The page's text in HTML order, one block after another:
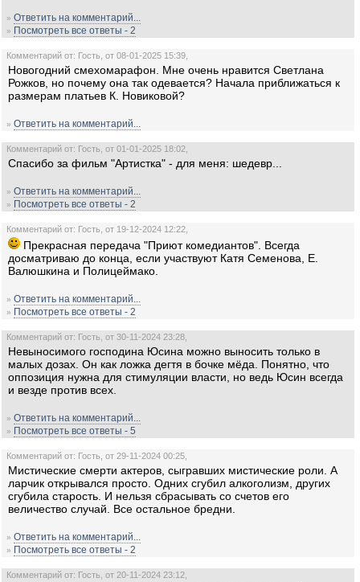
» Ответить на комментарий...
» Посмотреть все ответы - 2
Комментарий от: Гость, от 08-01-2025 15:39,
Новогодний смехомарафон. Мне очень нравится Светлана
Рожков, но почему она так одевается? Начала приближаться к
размерам платьев К. Новиковой?
» Ответить на комментарий...
Комментарий от: Гость, от 01-01-2025 18:02,
Спасибо за фильм "Артистка" - для меня: шедевр...
» Ответить на комментарий...
» Посмотреть все ответы - 2
Комментарий от: Гость, от 19-12-2024 12:22,
Прекрасная передача "Приют комедиантов". Всегда
досматриваю до конца, если участвуют Катя Семенова, Е.
Валюшкина и Полицеймако.
» Ответить на комментарий...
» Посмотреть все ответы - 2
Комментарий от: Гость, от 30-11-2024 23:28,
Невыносимого господина Юсина можно выносить только в
малых дозах. Он как ложка дегтя в бочке мёда. Понятно, что
оппозиция нужна для стимуляции власти, но ведь Юсин всегда
и везде против всех.
» Ответить на комментарий...
» Посмотреть все ответы - 5
Комментарий от: Гость, от 29-11-2024 00:25,
Мистические смерти актеров, сыгравших мистические роли. А
ларчик открывался просто. Одних сгубил алкоголизм, других
сгубила старость. И нельзя сбрасывать со счетов его
величество случай. Все остальное бредни.
» Ответить на комментарий...
» Посмотреть все ответы - 2
Комментарий от: Гость, от 20-11-2024 23:12,